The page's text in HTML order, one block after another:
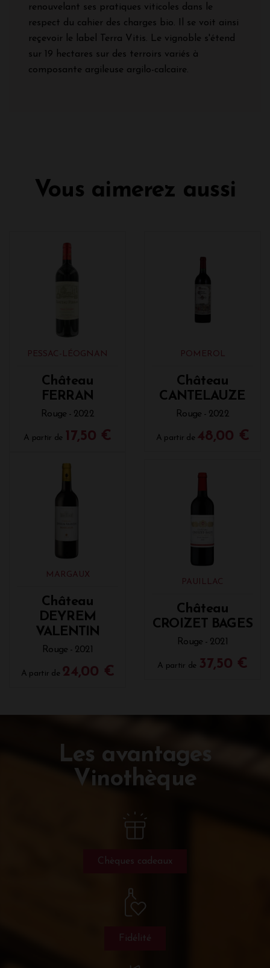
renouvelant ses pratiques viticoles dans le
respect du cahier des charges bio. Il se voit ainsi
reçevoir le label Terra Vitis. Le vignoble s'étend
sur 19 hectares sur des terroirs variés à
composante argileuse argilo-calcaire.
Vous aimerez aussi
PESSAC-LÉOGNAN
Château
FERRAN
Rouge - 2022
A partir de 17,50 €
POMEROL
Château
CANTELAUZE
Rouge - 2022
A partir de 48,00 €
MARGAUX
Château
DEYREM
VALENTIN
Rouge - 2021
A partir de 24,00 €
PAUILLAC
Château
CROIZET BAGES
Rouge - 2021
A partir de 37,50 €
Les avantages
Vinothèque
Chèques cadeaux
Fidélité